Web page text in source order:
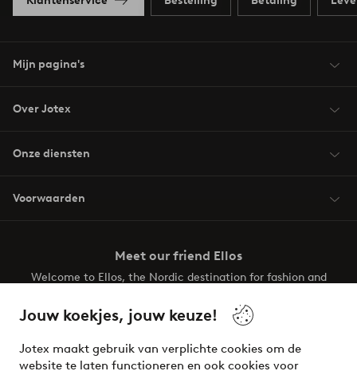
Jouw koekjes, jouw keuze!
Jotex maakt gebruik van verplichte cookies om de
website te laten functioneren en ook cookies voor
Mijn pagina's
Over Jotex
Onze diensten
Voorwaarden
Meet our friend Ellos
Welcome to Ellos, the Nordic destination for fashion and
your wardrobe. Your next inspiring look is here!